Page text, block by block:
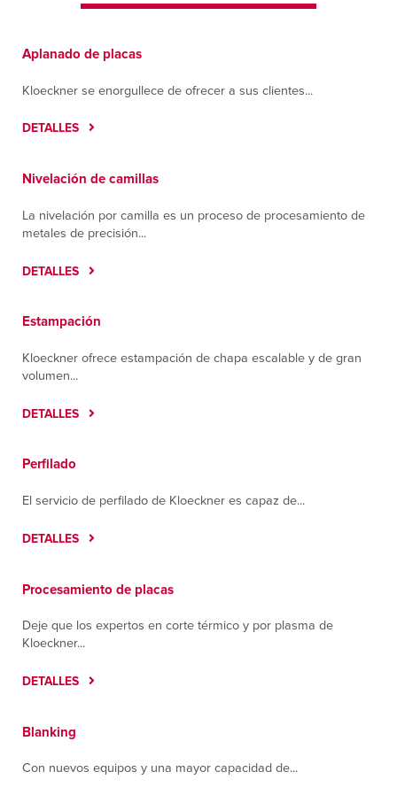
Aplanado de placas
Kloeckner se enorgullece de ofrecer a sus clientes...
DETALLES
Nivelación de camillas
La nivelación por camilla es un proceso de procesamiento de
metales de precisión...
DETALLES
Estampación
Kloeckner ofrece estampación de chapa escalable y de gran
volumen...
DETALLES
Perfilado
El servicio de perfilado de Kloeckner es capaz de...
DETALLES
Procesamiento de placas
Deje que los expertos en corte térmico y por plasma de
Kloeckner...
DETALLES
Blanking
Con nuevos equipos y una mayor capacidad de...